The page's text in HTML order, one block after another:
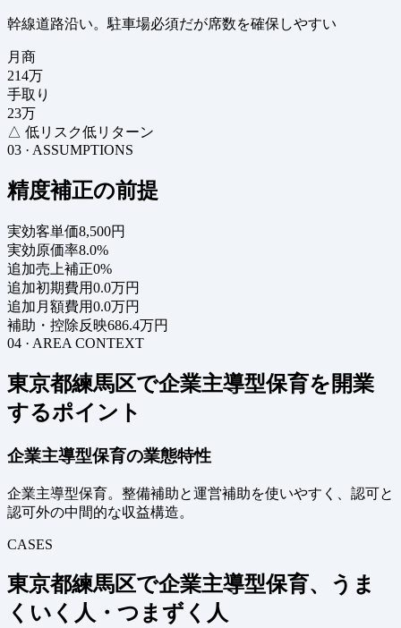
幹線道路沿い。駐車場必須だが席数を確保しやすい
月商
214万
手取り
23万
△ 低リスク低リターン
03 · ASSUMPTIONS
精度補正の前提
実効客単価8,500円
実効原価率8.0%
追加売上補正0%
追加初期費用0.0万円
追加月額費用0.0万円
補助・控除反映686.4万円
04 · AREA CONTEXT
東京都練馬区で企業主導型保育を開業
するポイント
企業主導型保育の業態特性
企業主導型保育。整備補助と運営補助を使いやすく、認可と
認可外の中間的な収益構造。
CASES
東京都練馬区で企業主導型保育、うま
くいく人・つまずく人